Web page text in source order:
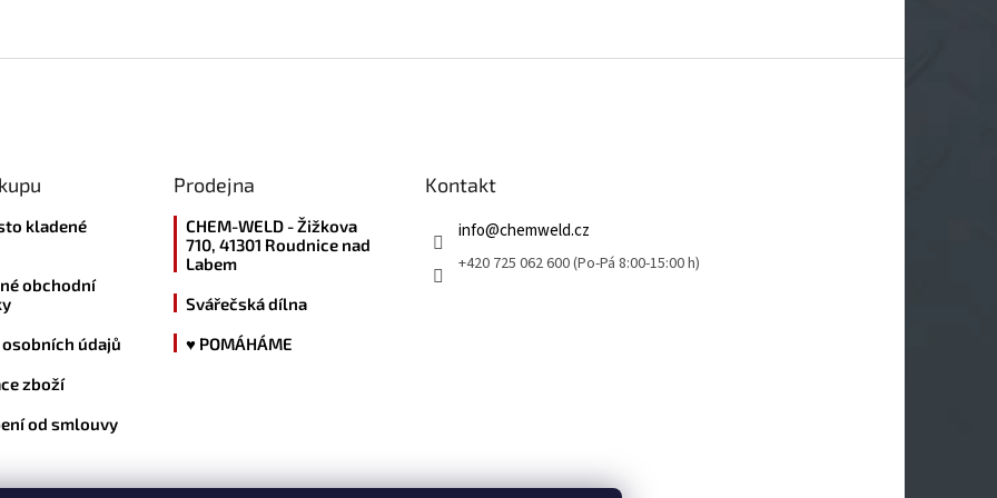
kladené
obchodní
osobních údajů
zboží
od smlouvy
Prodejna
CHEM-WELD - Žižkova
710, 41301 Roudnice nad
Labem
Svářečská dílna
♥ POMÁHÁME
Kontakt
info@chemweld.cz
+420 725 062 600 (Po-Pá 8:00-15:00 h)